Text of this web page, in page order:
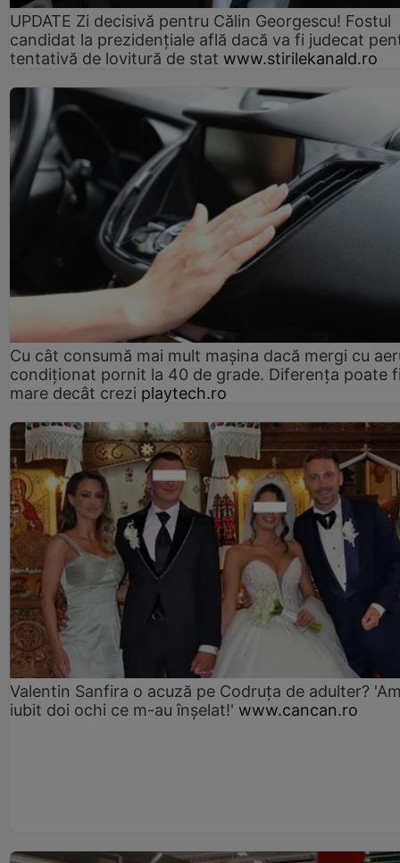
UPDATE Zi decisivă pentru Călin Georgescu! Fostul
candidat la prezidențiale află dacă va fi judecat
tentativă de lovitură de stat www.stirilekanald.ro
Cu cât consumă mai mult mașina dacă mergi cu
condiționat pornit la 40 de grade. Diferența poate
mare decât crezi playtech.ro
Valentin Sanfira o acuză pe Codruța de adulter?
iubit doi ochi ce m-au înșelat!' www.cancan.ro